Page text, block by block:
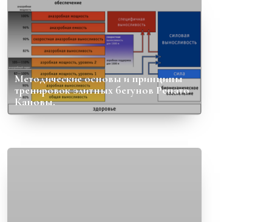
Методические основы и принципы
тренировок элитных бегунов Ренато
Кановы.